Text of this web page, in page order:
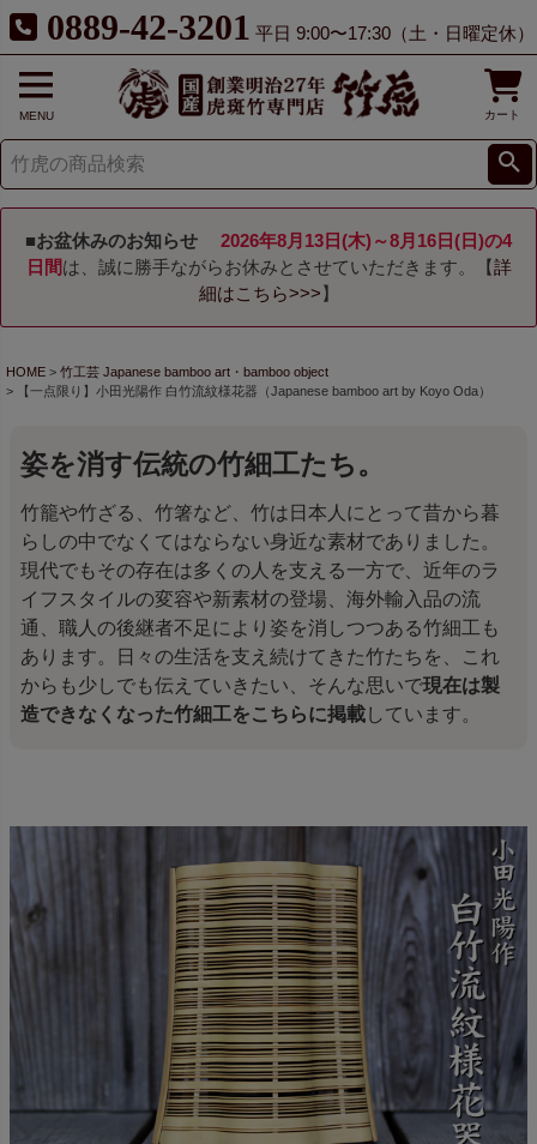
0889-42-3201 平日 9:00〜17:30（土・日曜定休）
MENU カート
■お盆休みのお知らせ
2026年8月13日(木)～8月16日(日)の4
日間は、誠に勝手ながらお休みとさせていただきます。【詳
細はこちら>>> 】
HOME
竹工芸 Japanese bamboo art・bamboo object
【一点限り】小田光陽作 白竹流紋様花器（Japanese bamboo art by Koyo Oda）
姿を消す伝統の竹細工たち。
竹籠や竹ざる、竹箸など、竹は日本人にとって昔から暮
らしの中でなくてはならない身近な素材でありました。
現代でもその存在は多くの人を支える一方で、近年のラ
イフスタイルの変容や新素材の登場、海外輸入品の流
通、職人の後継者不足により姿を消しつつある竹細工も
あります。日々の生活を支え続けてきた竹たちを、これ
からも少しでも伝えていきたい、そんな思いで現在は製
造できなくなった竹細工をこちらに掲載しています。